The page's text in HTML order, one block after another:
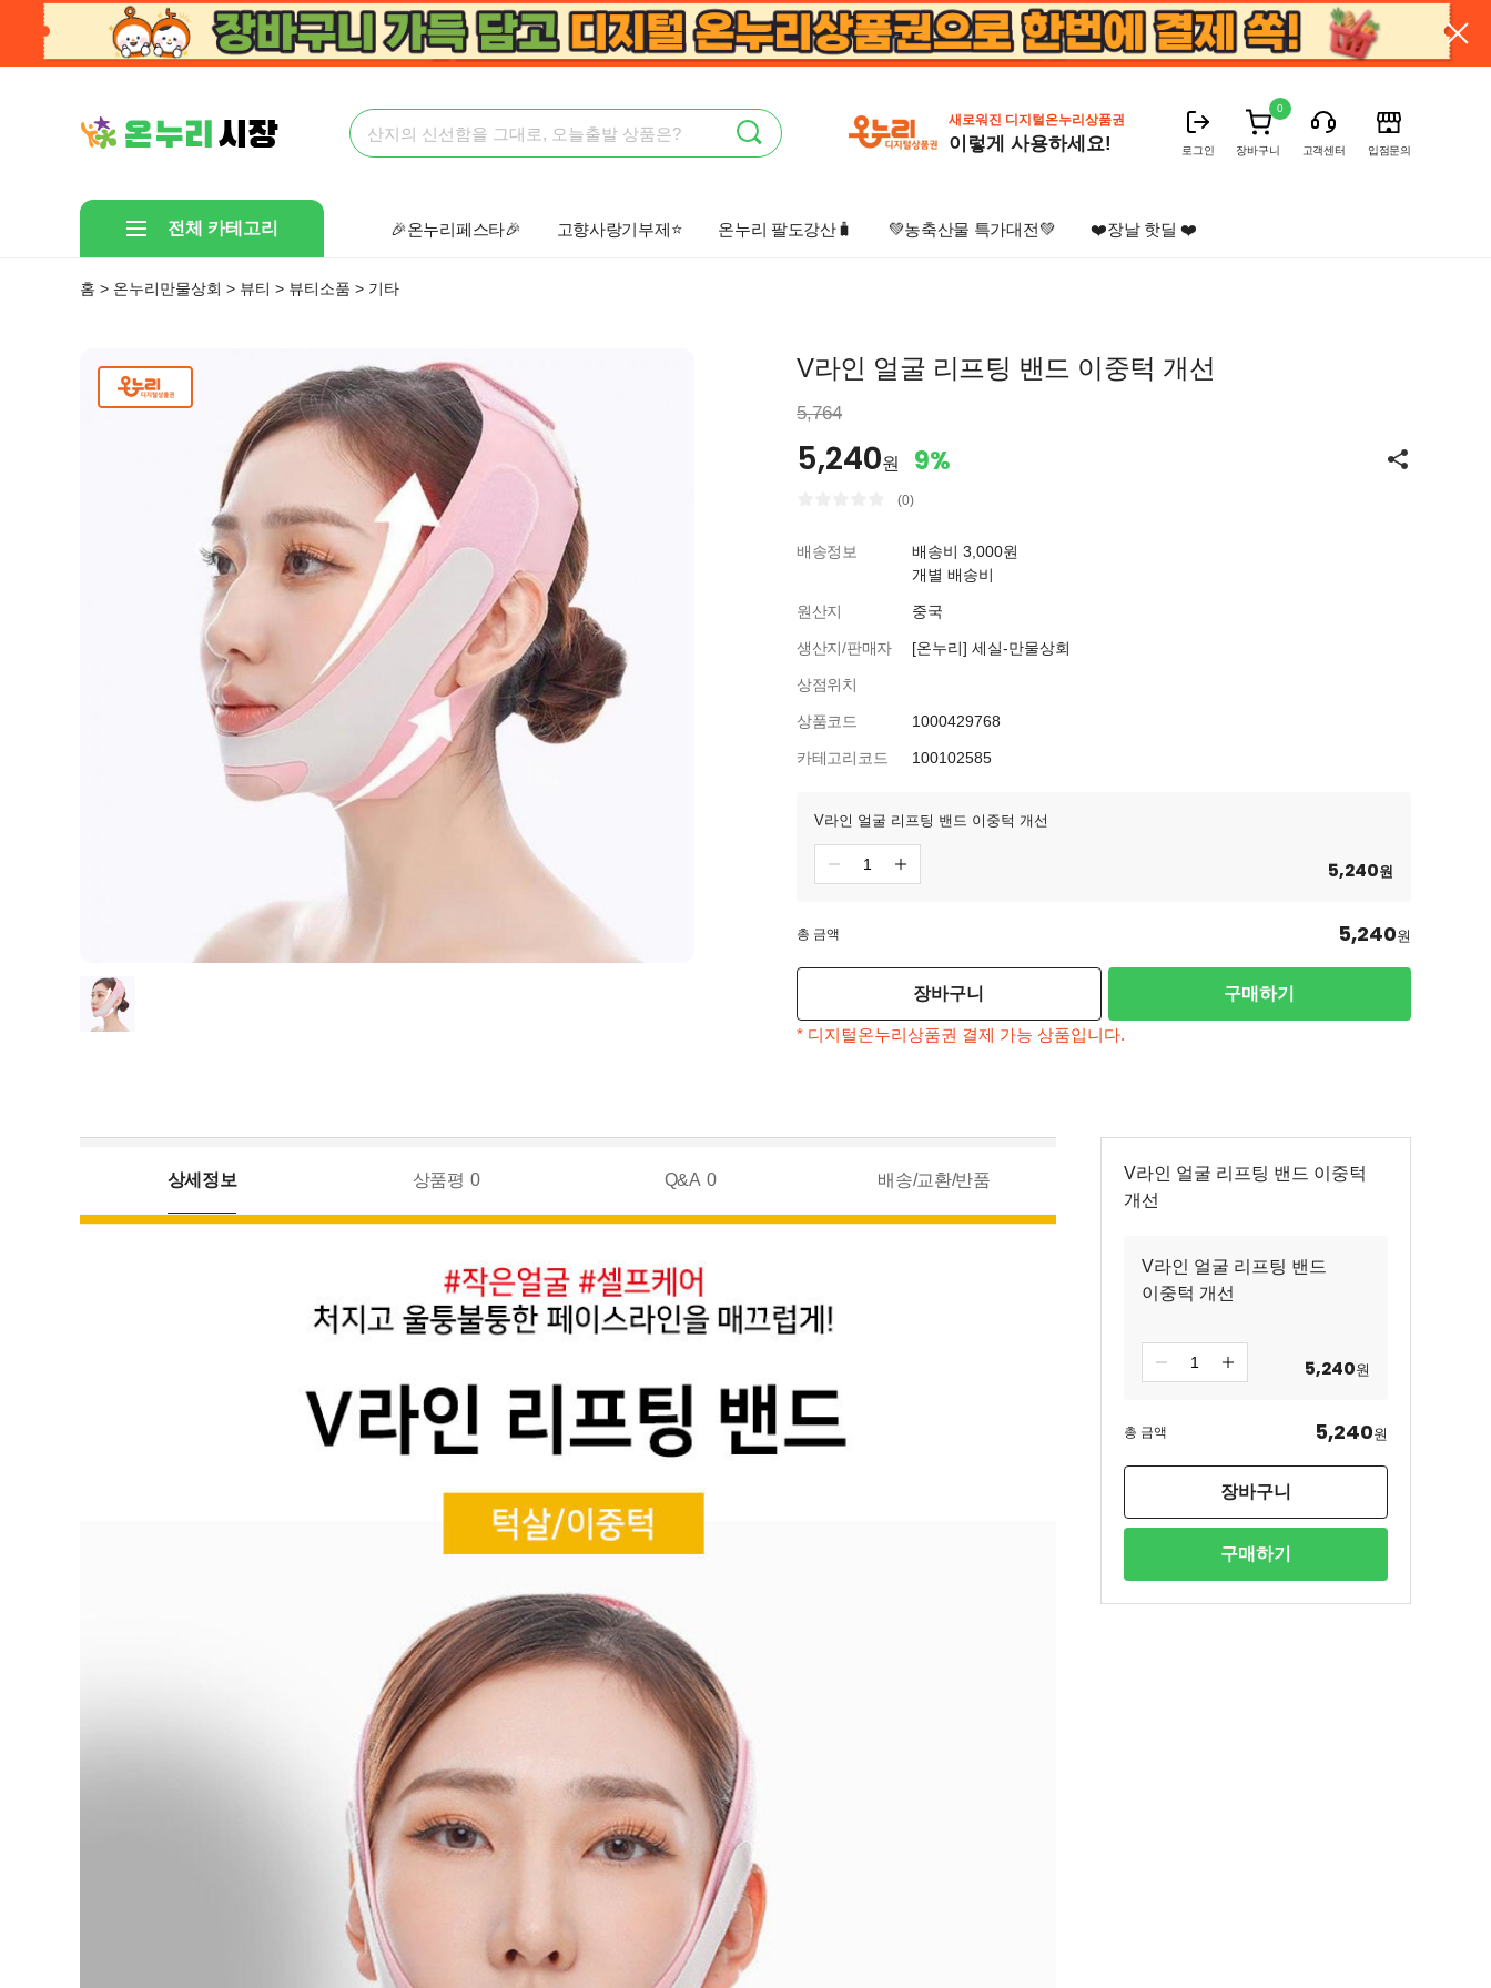
새로워진 디지털온누리상품권
이렇게 사용하세요! 로그인
0
장바구니 고객센터 입점문의
전체 카테고리
선착순 핫딜
🎉온누리페스타🎉 고향사랑기부제⭐ 온누리 팔도강산🧳 💚농축산물 특가대전💚 ❤️장날 핫딜 ❤️
🤩다있다!만물상회🤩
홈 > 온누리만물상회 > 뷰티 > 뷰티소품 > 기타
V라인 얼굴 리프팅 밴드 이중턱 개선
5,764
5,240원 9%
(0)
배송정보
배송비 3,000원
개별 배송비
원산지 중국
생산지/판매자 [온누리] 세실-만물상회
상점위치
상품코드 1000429768
카테고리코드 100102585
V라인 얼굴 리프팅 밴드 이중턱 개선
5,240원
총 금액 5,240원
장바구니 구매하기
* 디지털온누리상품권 결제 가능 상품입니다.
상세정보 상품평 0 Q&A 0 배송/교환/반품
V라인 얼굴 리프팅 밴드 이중턱
개선
V라인 얼굴 리프팅 밴드
이중턱 개선
5,240원
총 금액 5,240원
장바구니
구매하기